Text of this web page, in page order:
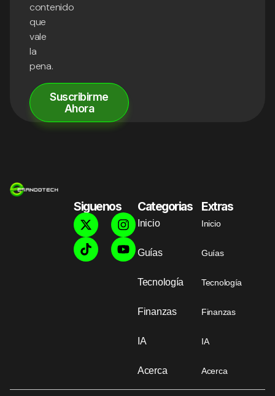
contenido
que
vale
la
pena.
Suscribirme
Ahora
Siguenos Categorias
Inicio
Guías
Tecnología
Finanzas
IA
Acerca
Extras
Inicio
Guías
Tecnología
Finanzas
IA
Acerca